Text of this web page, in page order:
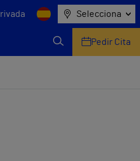
Selecciona
Pedir Cita